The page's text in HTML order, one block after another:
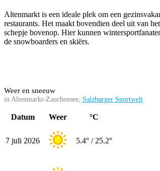
Altenmarkt is een ideale plek om een
restaurants. Het maakt bovendien deel uit van
schepje bovenop. Hier kunnen
de snowboarders en skiërs.
Weer en sneeuw
in Altenmarkt-Zauchensee, Salzburger Sportwelt
Datum Weer °C
7 juli 2026 5.4° / 25.2°